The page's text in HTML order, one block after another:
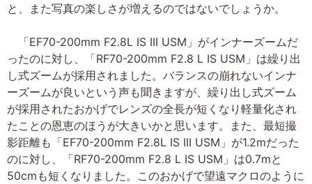
と、また写真の楽しさが増えるのではないでしょうか。
「EF70-200mm F2.8L IS III USM」がインナーズームだ
ったのに対し、「RF70-200mm F2.8 L IS USM」は繰り出
し式ズームが採用されました。バランスの崩れないインナ
ーズームが良いという声も聞きますが、繰り出し式ズーム
が採用されたおかげでレンズの全長が短くなり軽量化され
たことの恩恵のほうが大きいかと思います。また、最短撮
影距離も「EF70-200mm F2.8L IS III USM」が1.2mだった
のに対し、「RF70-200mm F2.8 L IS USM」は0.7mと
50cmも短くなりました。このおかげで望遠マクロのように